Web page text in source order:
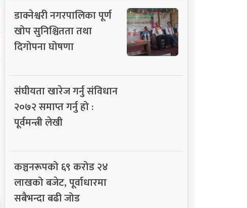
डाक्नेश्वरी नगरपालिका पूर्ण
खोप सुनिश्चितता तथा
दिगोपना घोषणा
संघीयता खारेज गर्नु संविधान
२०७२ समाप्त गर्नु हो :
पूर्वमन्त्री लेखी
कञ्चनरूपको ६९ करोड २४
लाखको बजेट, पूर्वाधारमा
सबैभन्दा बढी जोड